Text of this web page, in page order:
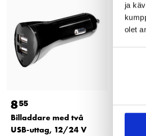
ja
olet
855
Billaddare med två
USB-uttag, 12/24 V
695
USB-